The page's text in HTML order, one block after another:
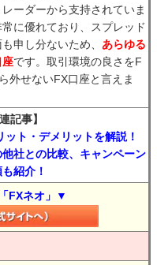
ーダーから支持されていま
に優れており、スプレッド
申し分ないため、 あらゆる
座です。取引環境の良さをF
外せないFX口座と言えま
記事】
ト・デメリットを解説！
社との比較、キャンペーン
紹介！
FXネオ」▼